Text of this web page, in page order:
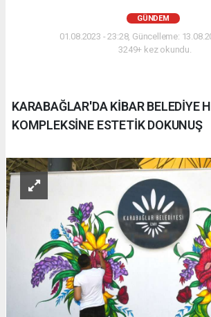
GÜNDEM
01.08.2023 - 23:28, Güncelleme:
3249+ kez okundu.
KARABAĞLAR'DA KİBAR BELEDİYE
KOMPLEKSİNE ESTETİK DOKUNUŞ